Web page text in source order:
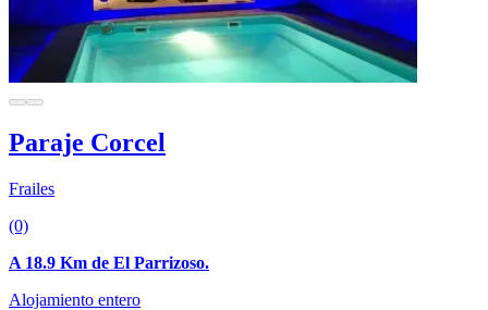
Paraje Corcel
Frailes
(0)
A 18.9 Km de El Parrizoso.
Alojamiento entero